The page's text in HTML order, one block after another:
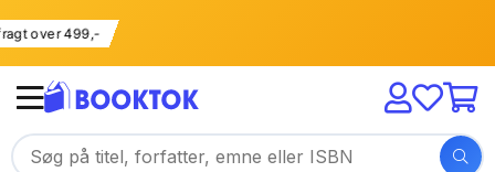
fragt over 499,-